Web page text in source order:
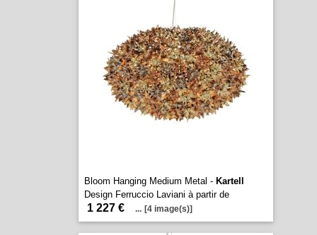
Bloom Hanging Medium Metal - Kartell
Design Ferruccio Laviani à partir de
1 227 € ... [4 image(s)]